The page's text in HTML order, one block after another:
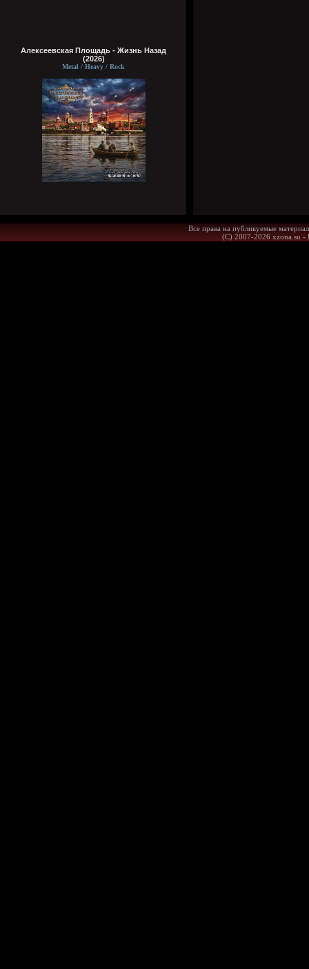
Алексеевская Площадь - Жизнь Назад
(2026)
Metal / Heavy / Rock
Все права на публикуемые
(С) 2007-2026 xzona.su -